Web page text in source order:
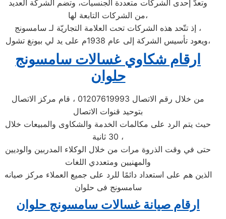
وتعدّ إحدى الشركات متعددة الجنسيات، وتضم الشركة العديد
من الشركات التابعة لها،
إذ تتّحد هذه الشركات تحت العلامة التجاريّة لـ سامسونج ،
ويعود تأسيس الشركة إلى عام 1938م على يد لي بيونغ تشول،
ارقام شكاوي غسالات سامسونج
حلوان
من خلال رقم الاتصال 01207619993 ، قام مركز الاتصال
بتوحيد قنوات الاتصال
حيث يتم الرد على مكالمات الخدمة والشكاوى والمبيعات خلال
30 ثانية ،
حتى في وقت الذروة مرات من خلال الوكلاء المدربين والوديين
والمهنيين ومتعددي اللغات
الذين هم على استعداد دائمًا للرد على جميع العملاء مركز صيانه
سامسونج فى حلوان
ارقام صيانة غسالات سامسونج حلوان